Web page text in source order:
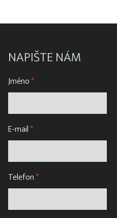
NAPIŠTE NÁM
Jméno*
E-mail*
Telefon*